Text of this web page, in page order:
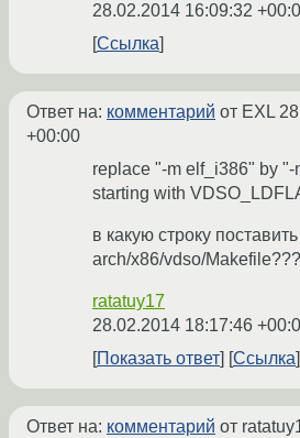
28.02.2014 16:09:32
Ссылка
Ответ на: комментарий от EXL
+00:00
replace "-m elf_i386" by
starting with
в какую строку
arch/x86/vdso/Makefile???
ratatuy17
28.02.2014 18:17:46
Показать ответ Ссылка
Ответ на: комментарий от